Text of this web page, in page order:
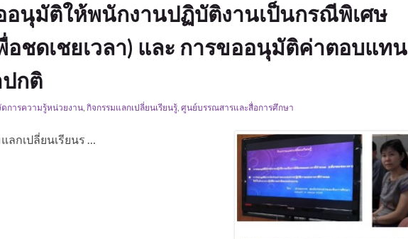
อนุมัติให้พนักงานปฏิบัติงานเป็นกรณีพิเศษ
อชดเชยเวลา) และ การขออนุมัติค่าตอบแทน
กติ
ดการความรู้หน่วยงาน, กิจกรรมแลกเปลี่ยนเรียนรู้, ศูนย์บรรณสารและสื่อการศึกษา
ลกเปลี่ยนเรียนร …